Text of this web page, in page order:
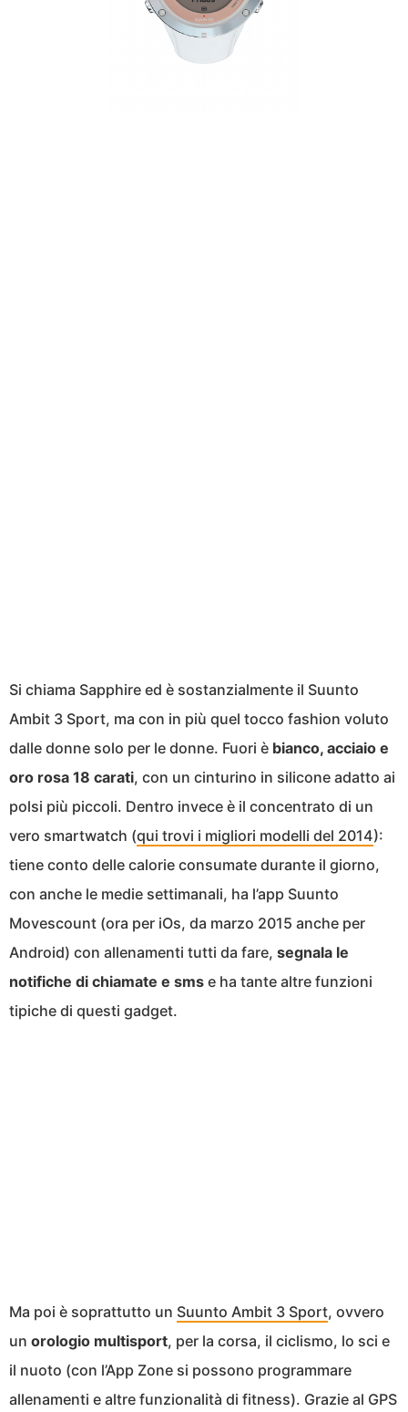
Si chiama Sapphire ed è sostanzialmente il Suunto
Ambit 3 Sport, ma con in più quel tocco fashion voluto
dalle donne solo per le donne. Fuori è bianco, acciaio e
oro rosa 18 carati, con un cinturino in silicone adatto ai
polsi più piccoli. Dentro invece è il concentrato di un
vero smartwatch (qui trovi i migliori modelli del 2014):
tiene conto delle calorie consumate durante il giorno,
con anche le medie settimanali, ha l’app Suunto
Movescount (ora per iOs, da marzo 2015 anche per
Android) con allenamenti tutti da fare, segnala le
notifiche di chiamate e sms e ha tante altre funzioni
tipiche di questi gadget.
Ma poi è soprattutto un Suunto Ambit 3 Sport, ovvero
un orologio multisport, per la corsa, il ciclismo, lo sci e
il nuoto (con l’App Zone si possono programmare
allenamenti e altre funzionalità di fitness). Grazie al GPS